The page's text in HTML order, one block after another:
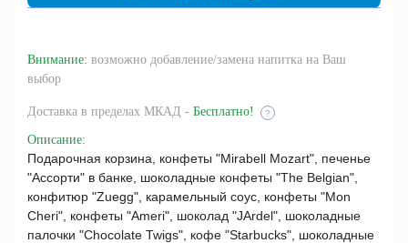
Внимание: возможно добавление/замена напитка на Ваш
выбор
Доставка в пределах МКАД - Бесплатно! ?
Описание:
Подарочная корзина, конфеты "Mirabell Mozart", печенье
"Ассорти" в банке, шоколадные конфеты "The Belgian",
конфитюр "Zuegg", карамельный соус, конфеты "Mon
Cheri", конфеты "Ameri", шоколад "JArdel", шоколадные
палочки "Chocolate Twigs", кофе "Starbucks", шоколадные